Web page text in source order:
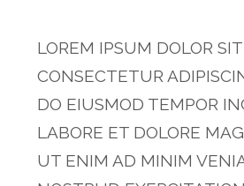
LOREM IPSUM DOLOR
CONSECTETUR
DO EIUSMOD TEMPOR
LABORE ET DOLORE
UT ENIM AD MINIM